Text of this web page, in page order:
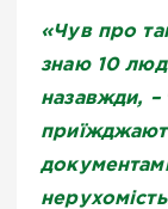
«Чув про
знаю 10
назавжди,